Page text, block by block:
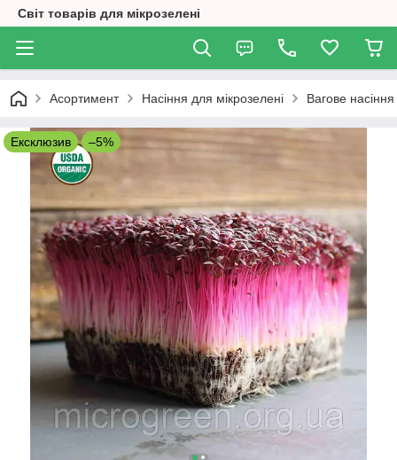
Світ товарів для мікрозелені
Асортимент Насіння для мікрозелені Вагове насіння
Ексклюзив –5%